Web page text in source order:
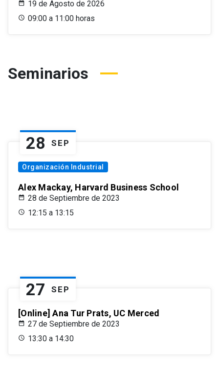
19 de Agosto de 2026
09:00 a 11:00 horas
Seminarios
28 SEP
Organización Industrial
Alex Mackay, Harvard Business School
28 de Septiembre de 2023
12:15 a 13:15
27 SEP
[Online] Ana Tur Prats, UC Merced
27 de Septiembre de 2023
13:30 a 14:30